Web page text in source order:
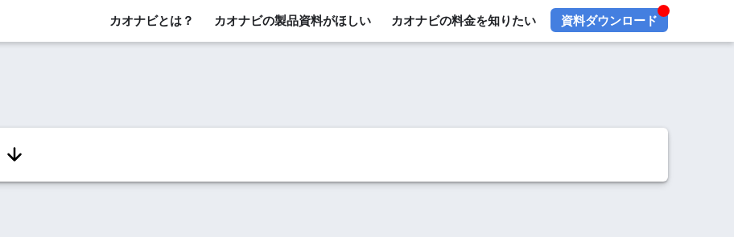
カオナビとは？ カオナビの製品資料がほしい カオナビの料金を知りたい 資料ダウンロード